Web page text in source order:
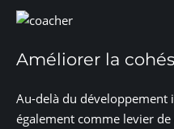
Améliorer la
Au-delà du développement
également comme levier